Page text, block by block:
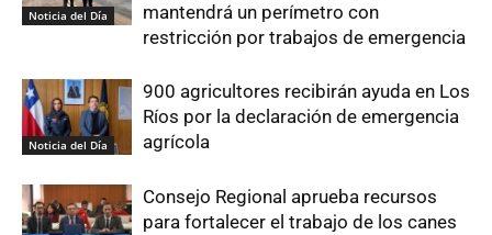
Noticia del Día
mantendrá un perímetro con
restricción por trabajos de emergencia
Noticia del Día
900 agricultores recibirán ayuda en Los
Ríos por la declaración de emergencia
agrícola
Consejo Regional aprueba recursos
para fortalecer el trabajo de los canes